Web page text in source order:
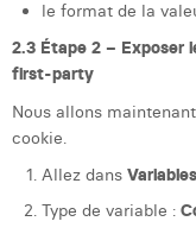
le format de la
2.3 Étape 2 – Exposer
first-party
Nous allons
cookie.
Allez dans
Type de variable :